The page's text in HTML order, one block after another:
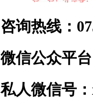
咨询热线：
微信公众平
私人微信号：